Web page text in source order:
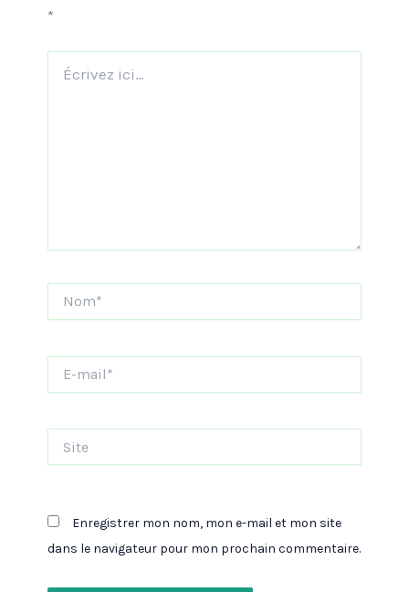
*
ici…
mail*
Enregistrer mon nom, mon e-mail et mon site
dans le navigateur pour mon prochain commentaire.